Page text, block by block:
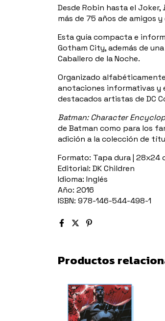
Desde Robin hasta el Joker,
más de 75 años de amigos
Esta guía compacta e
Gotham City, además de
Caballero de la Noche.
Organizado
anotaciones informativas y
destacados artistas de DC
Batman: Character
de Batman como para los
adición a la colección de
Formato: Tapa dura | 28x24
Editorial: DK Children
Idioma: Inglés
Año: 2016
ISBN: 978-146-544-498-1
Productos